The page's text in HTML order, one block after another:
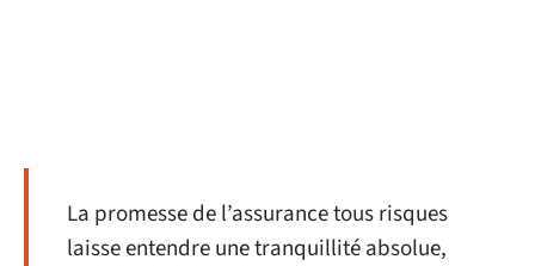
La promesse de l’assurance tous risques
laisse entendre une tranquillité absolue,